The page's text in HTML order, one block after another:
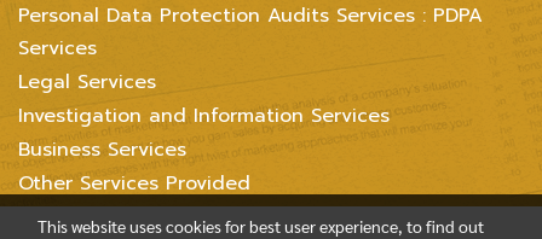
Personal Data Protection Audits Services : PDPA
Services
Legal Services
Investigation and Information Services
Business Services
Other Services Provided
This website uses cookies for best user experience, to find out